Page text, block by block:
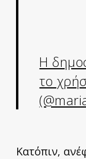
Η
το
Κατόπιν,